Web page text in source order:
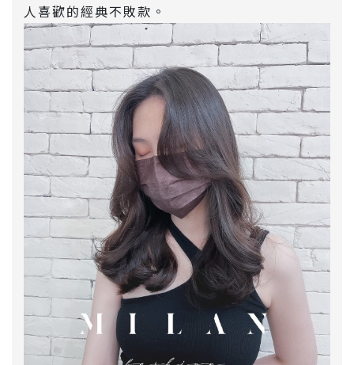
人喜歡的經典不敗款。